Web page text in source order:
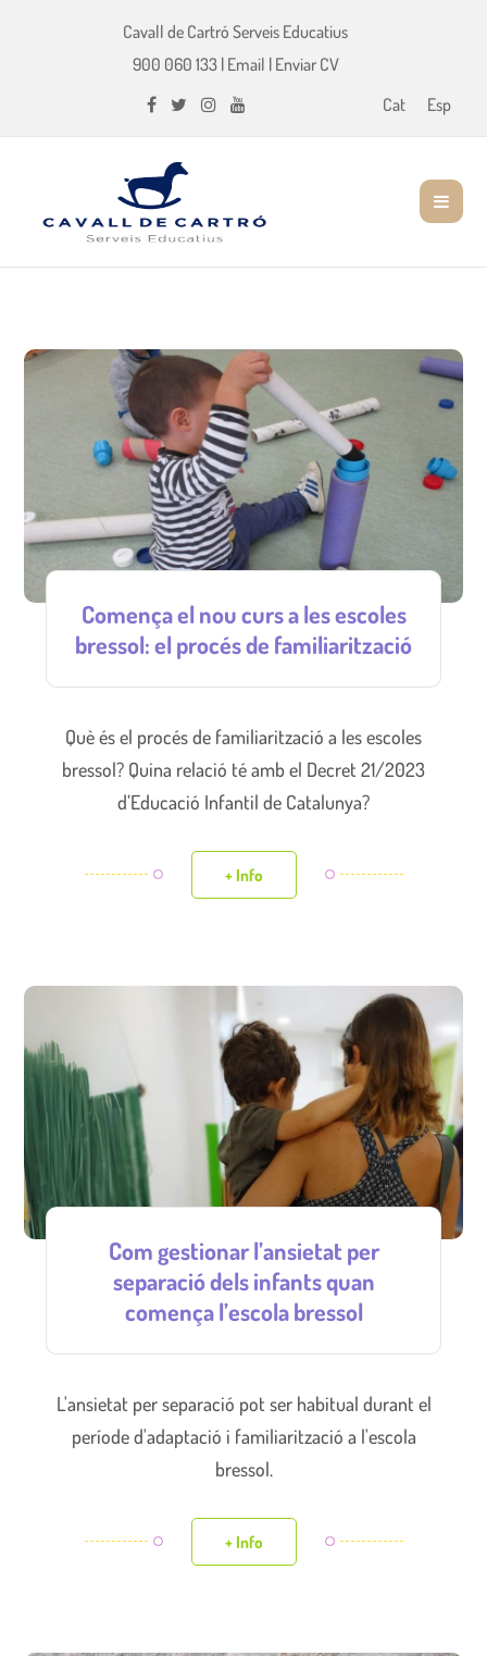
Cavall de Cartró Serveis Educatius
900 060 133| Email | Enviar CV
Cat
Esp
Comença el nou curs a les escoles
bressol: el procés de familiarització
Què és el procés de familiarització a les escoles
bressol? Quina relació té amb el Decret 21/2023
d’Educació Infantil de Catalunya?
+ Info
Com gestionar l’ansietat per
separació dels infants quan
comença l’escola bressol
L'ansietat per separació pot ser habitual durant el
període d'adaptació i familiarització a l'escola
bressol.
+ Info